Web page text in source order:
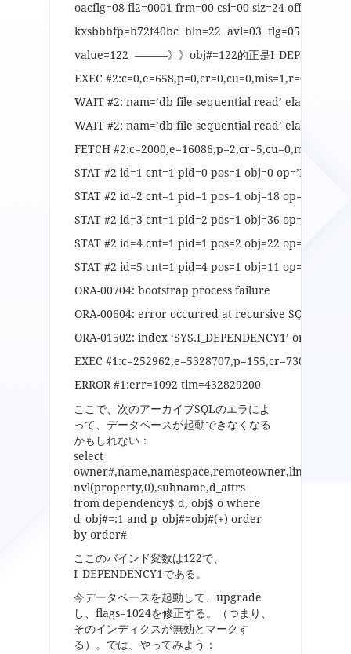
oacflg=08 fl2=0001 frm=00 csi=00 siz=24 off=0
kxsbbbfp=b72f40bc bln=22 avl=03 flg=05
value=122 ———》》obj#=122的正是
EXEC
WAIT #2: nam=’db file sequential read’ ela= 15160
WAIT #2: nam=’db file sequential read’ ela= 481
FETCH
STAT #2 id=1 cnt=1 pid=0 pos=1 obj=0
STAT #2 id=2 cnt=1 pid=1 pos=1 obj=18 op=’TABLE
STAT #2 id=3 cnt=1 pid=2 pos=1 obj=36 op=’INDEX
STAT #2 id=4 cnt=1 pid=1 pos=2 obj=22 op=’TABLE
STAT #2 id=5 cnt=1 pid=4 pos=1 obj=11 op=’INDEX
ORA-00704: bootstrap process failure
ORA-00604: error occurred at recursive SQL level 1
ORA-01502: index ‘SYS.I_DEPENDENCY1’ or
EXEC
ERROR #1:err=1092 tim=432829200
ここで、次のアーカイブSQLのエラによ
って、データベースが起動できなくなる
かもしれない：
select
nvl(property,0),subname,d_attrs
from dependency$ d, obj$ o where
d_obj#=:1 and p_obj#=obj#(+) order
by order#
ここのバインド変数は122で、
I_DEPENDENCY1である。
今データベースを起動して、upgrade
し、flags=1024を修正する。（つまり、
そのインディクスが無効とマークす
る）。では、やってみよう：